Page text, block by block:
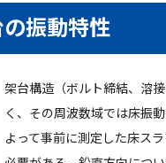
振動特性
架台構造（ボルト締結、溶
く、その周波数域では床振
よって事前に測定した床ス